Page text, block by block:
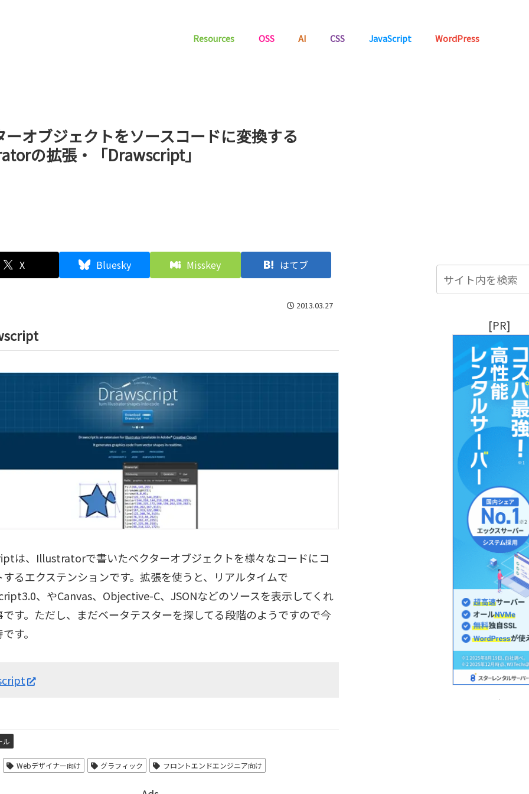
Resources OSS AI CSS JavaScript WordPress
[PR]
ーオブジェクトをソースコードに変換する
の拡張・「Drawscript」
X Bluesky Misskey はてブ
2013.03.27
は、Illustratorで書いたベクターオブジェクトを様々なコードにコ
るエクステンションです。拡張を使うと、リアルタイムで
、やCanvas、Objective-C、JSONなどのソースを表示してくれ
す。ただし、まだベータテスターを探してる段階のようですので今
す。
ル
Webデザイナー向け グラフィック フロントエンドエンジニア向け